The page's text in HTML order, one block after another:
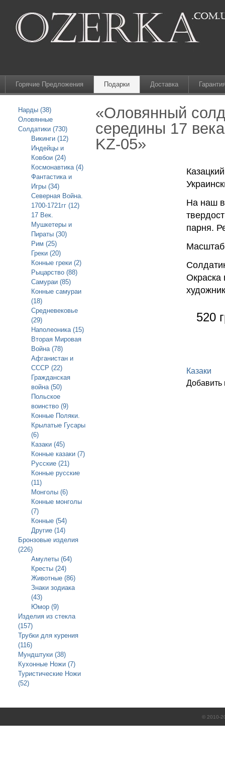
Горячие Предложения Подарки Доставка
Нарды (38)
Оловянные
Солдатики (730)
Викинги (12)
Индейцы и
Ковбои (24)
Космонавтика (4)
Фантастика и
Игры (34)
Северная Война.
1700-1721гг (12)
17 Век.
Мушкетеры и
Пираты (30)
Рим (25)
Греки (20)
Конные греки (2)
Рыцарство (88)
Самураи (85)
Конные самураи
(18)
Средневековье
(29)
Наполеоника (15)
Вторая Мировая
Война (78)
Афганистан и
СССР (22)
Гражданская
война (50)
Польское
воинство (9)
Конные Поляки.
Крылатые Гусары
(6)
Казаки (45)
Конные казаки (7)
Русские (21)
Конные русские
(11)
Монголы (6)
Конные монголы
(7)
Конные (54)
Другие (14)
Бронзовые изделия
(226)
Амулеты (64)
Кресты (24)
Животные (86)
Знаки зодиака
(43)
Юмор (9)
Изделия из стекла
(157)
Трубки для курения
(116)
Мундштуки (38)
Кухонные Ножи (7)
Туристические Ножи
(52)
«Оловянный
середины 17
KZ-05»
На наш
парня.
Окраска
520
Казаки
Добавить
© 2010-